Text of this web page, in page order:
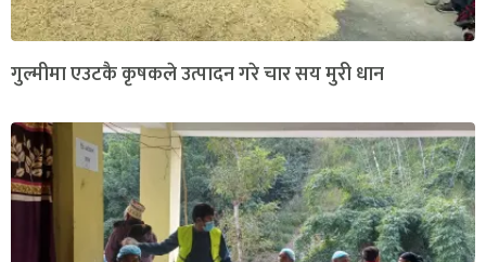
गुल्मीमा एउटकै कृषकले उत्पादन गरे चार सय मुरी धान